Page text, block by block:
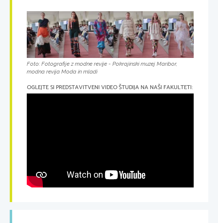
Foto: Fotografije z modne revije - Pokrajinski muzej Maribor,
modna revija Moda in mladi
OGLEJTE SI PREDSTAVITVENI VIDEO ŠTUDIJA NA NAŠI FAKULTETI: